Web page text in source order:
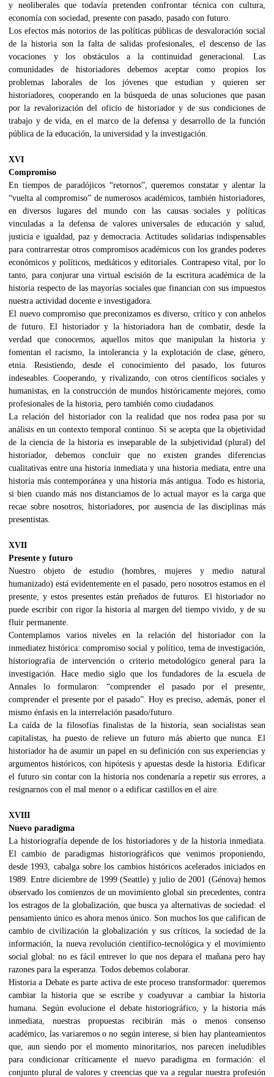
y neoliberales que todavía pretenden confrontar técnica con cultura,
economía con sociedad, presente con pasado, pasado con futuro.
Los efectos más notorios de las políticas públicas de desvaloración social
de la historia son la falta de salidas profesionales, el descenso de las
vocaciones y los obstáculos a la continuidad generacional. Las
comunidades de historiadores debemos aceptar como propios los
problemas laborales de los jóvenes que estudian y quieren ser
historiadores, cooperando en la búsqueda de unas soluciones que pasan
por la revalorización del oficio de historiador y de sus condiciones de
trabajo y de vida, en el marco de la defensa y desarrollo de la función
pública de la educación, la universidad y la investigación.
XVI
Compromiso
En tiempos de paradójicos “retornos”, queremos constatar y alentar la
“vuelta al compromiso” de numerosos académicos, también historiadores,
en diversos lugares del mundo con las causas sociales y políticas
vinculadas a la defensa de valores universales de educación y salud,
justicia e igualdad, paz y democracia. Actitudes solidarias indispensables
para contrarrestar otros compromisos académicos con los grandes poderes
económicos y políticos, mediáticos y editoriales. Contrapeso vital, por lo
tanto, para conjurar una virtual escisión de la escritura académica de la
historia respecto de las mayorías sociales que financian con sus impuestos
nuestra actividad docente e investigadora.
El nuevo compromiso que preconizamos es diverso, crítico y con anhelos
de futuro. El historiador y la historiadora han de combatir, desde la
verdad que conocemos, aquellos mitos que manipulan la historia y
fomentan el racismo, la intolerancia y la explotación de clase, género,
etnia. Resistiendo, desde el conocimiento del pasado, los futuros
indeseables. Cooperando, y rivalizando, con otros científicos sociales y
humanistas, en la construcción de mundos históricamente mejores, como
profesionales de la historia, pero también como ciudadanos.
La relación del historiador con la realidad que nos rodea pasa por su
análisis en un contexto temporal continuo. Si se acepta que la objetividad
de la ciencia de la historia es inseparable de la subjetividad (plural) del
historiador, debemos concluir que no existen grandes diferencias
cualitativas entre una historia inmediata y una historia mediata, entre una
historia más contemporánea y una historia más antigua. Todo es historia,
si bien cuando más nos distanciamos de lo actual mayor es la carga que
recae sobre nosotros, historiadores, por ausencia de las disciplinas más
presentistas.
XVII
Presente y futuro
Nuestro objeto de estudio (hombres, mujeres y medio natural
humanizado) está evidentemente en el pasado, pero nosotros estamos en el
presente, y estos presentes están preñados de futuros. El historiador no
puede escribir con rigor la historia al margen del tiempo vivido, y de su
fluir permanente.
Contemplamos varios niveles en la relación del historiador con la
inmediatez histórica: compromiso social y político, tema de investigación,
historiografía de intervención o criterio metodológico general para la
investigación. Hace medio siglo que los fundadores de la escuela de
Annales lo formularon: “comprender el pasado por el presente,
comprender el presente por el pasado”. Hoy es preciso, además, poner el
mismo énfasis en la interrelación pasado/futuro.
La caída de la filosofías finalistas de la historia, sean socialistas sean
capitalistas, ha puesto de relieve un futuro más abierto que nunca. El
historiador ha de asumir un papel en su definición con sus experiencias y
argumentos históricos, con hipótesis y apuestas desde la historia. Edificar
el futuro sin contar con la historia nos condenaría a repetir sus errores, a
resignarnos con el mal menor o a edificar castillos en el aire.
XVIII
Nuevo paradigma
La historiografía depende de los historiadores y de la historia inmediata.
El cambio de paradigmas historiográficos que venimos proponiendo,
desde 1993, cabalga sobre los cambios históricos acelerados iniciados en
1989. Entre diciembre de 1999 (Seattle) y julio de 2001 (Génova) hemos
observado los comienzos de un movimiento global sin precedentes, contra
los estragos de la globalización, que busca ya alternativas de sociedad: el
pensamiento único es ahora menos único. Son muchos los que califican de
cambio de civilización la globalización y sus críticos, la sociedad de la
información, la nueva revolución científico-tecnológica y el movimiento
social global: no es fácil entrever lo que nos depara el mañana pero hay
razones para la esperanza. Todos debemos colaborar.
Historia a Debate es parte activa de este proceso transformador: queremos
cambiar la historia que se escribe y coadyuvar a cambiar la historia
humana. Según evolucione el debate historiográfico, y la historia más
inmediata, nuestras propuestas recibirán más o menos consenso
académico, las variaremos o no según interese, si bien hay planteamientos
que, aun siendo por el momento minoritarios, nos parecen ineludibles
para condicionar críticamente el nuevo paradigma en formación: el
conjunto plural de valores y creencias que va a regular nuestra profesión